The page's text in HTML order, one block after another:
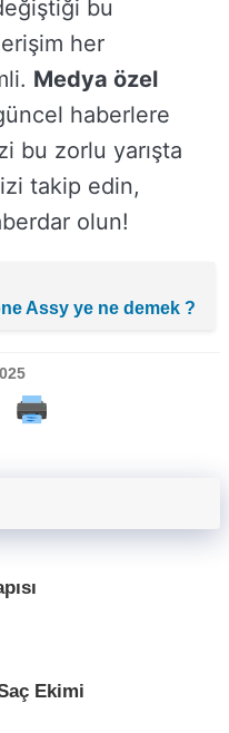
bu
her
Medya özel
haberlere
bu zorlu yarışta
takip edin,
olun!
Assy ye ne demek ?
Ekimi